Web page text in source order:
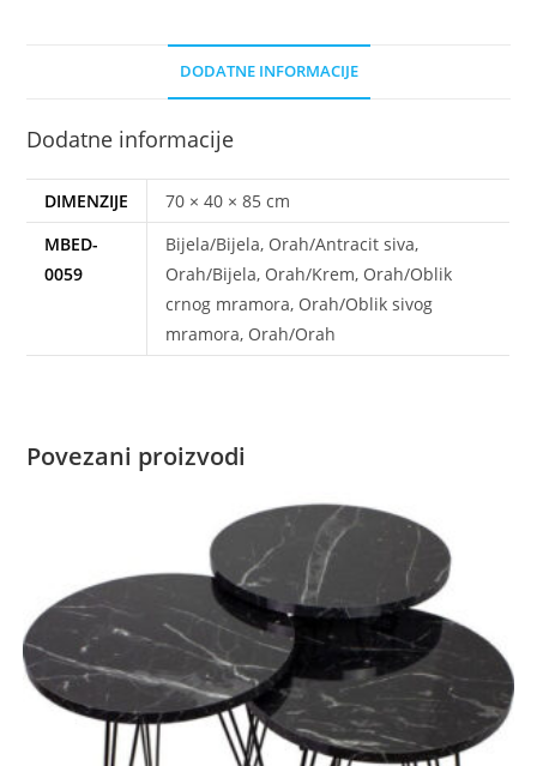
DODATNE INFORMACIJE
Dodatne informacije
DIMENZIJE
70 × 40 × 85 cm
MBED-
0059
Bijela/Bijela, Orah/Antracit siva,
Orah/Bijela, Orah/Krem, Orah/Oblik
crnog mramora, Orah/Oblik sivog
mramora, Orah/Orah
Povezani proizvodi